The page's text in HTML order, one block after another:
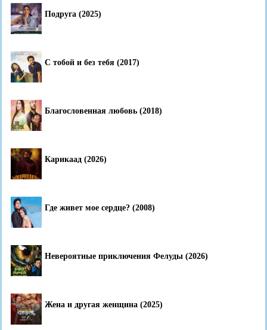
Подруга (2025)
С тобой и без тебя (2017)
Благословенная любовь (2018)
Карикаад (2026)
Где живет мое сердце? (2008)
Невероятные приключения Фелуды (2026)
Жена и другая женщина (2025)